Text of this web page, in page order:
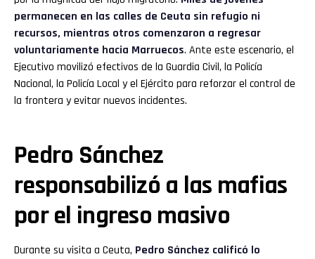
permanecen en las calles de Ceuta sin refugio ni
recursos, mientras otros comenzaron a regresar
voluntariamente hacia Marruecos. Ante este escenario, el
Ejecutivo movilizó efectivos de la Guardia Civil, la Policía
Nacional, la Policía Local y el Ejército para reforzar el control de
la frontera y evitar nuevos incidentes.
Pedro Sánchez
responsabilizó a las mafias
por el ingreso masivo
Durante su visita a Ceuta, Pedro Sánchez calificó lo